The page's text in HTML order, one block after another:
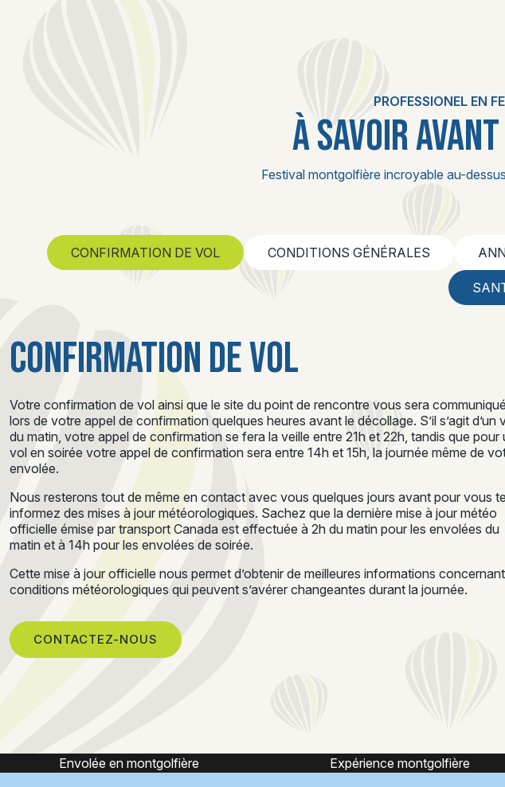
PROFESSIONEL EN
À SAVOIR
Festival montgolfière incroyable au-
CONFIRMATION DE VOL CONDITIONS GÉNÉRALES
CONFIRMATION DE VOL
Votre confirmation de vol ainsi que le site du point de rencontre vous sera communiqué
lors de votre appel de confirmation quelques heures avant le décollage. S’il s’agit d’un
du matin, votre appel de confirmation se fera la veille entre 21h et 22h, tandis que pour
vol en soirée votre appel de confirmation sera entre 14h et 15h, la journée même de
envolée.
Nous resterons tout de même en contact avec vous quelques jours avant pour vous
informez des mises à jour météorologiques. Sachez que la dernière mise à jour météo
officielle émise par transport Canada est effectuée à 2h du matin pour les envolées du
matin et à 14h pour les envolées de soirée.
Cette mise à jour officielle nous permet d’obtenir de meilleures informations
conditions météorologiques qui peuvent s’avérer changeantes durant la journée.
CONTACTEZ-NOUS
Expérience montgolfière Montgolfière